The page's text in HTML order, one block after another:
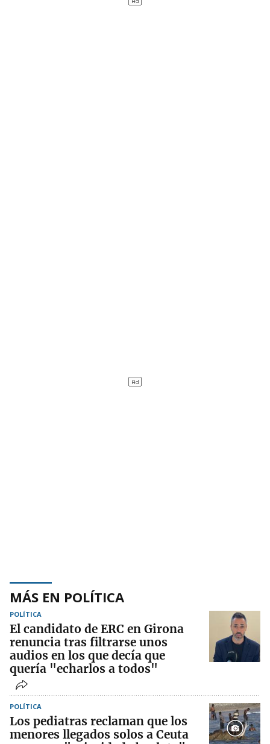
MÁS EN POLÍTICA
POLÍTICA
El candidato de ERC en Girona
renuncia tras filtrarse unos
audios en los que decía que
quería "echarlos a todos"
POLÍTICA
Los pediatras reclaman que los
menores llegados solos a Ceuta